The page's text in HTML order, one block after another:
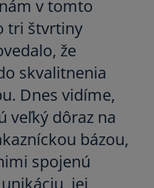
v tomto
tri štvrtiny
že
skvalitnenia
Dnes vidíme,
veľký dôraz na
bázou,
spojenú